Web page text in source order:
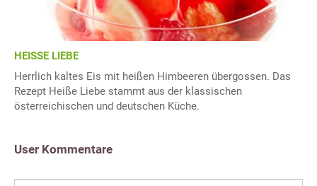
HEISSE LIEBE
Herrlich kaltes Eis mit heißen Himbeeren übergossen. Das
Rezept Heiße Liebe stammt aus der klassischen
österreichischen und deutschen Küche.
User Kommentare